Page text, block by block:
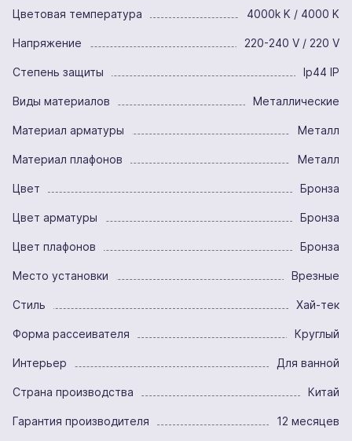
Цветовая температура 4000k K / 4000 K
Напряжение 220-240 V / 220 V
Степень защиты Ip44 IP
Виды материалов Металлические
Материал арматуры Металл
Материал плафонов Металл
Цвет Бронза
Цвет арматуры Бронза
Цвет плафонов Бронза
Место установки Врезные
Стиль Хай-тек
Форма рассеивателя Круглый
Интерьер Для ванной
Страна производства Китай
Гарантия производителя 12 месяцев